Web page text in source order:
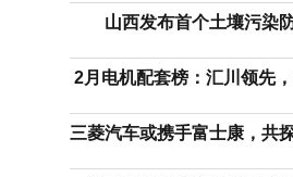
山西发布首个土壤污染
2月电机配套榜：汇川领先
三菱汽车或携手富士康，共